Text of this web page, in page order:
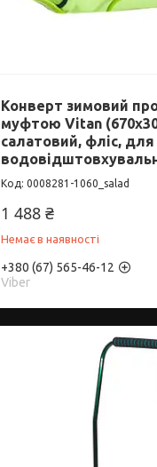
Конверт зимовий
муфтою Vitan
салатовий, фліс, для
0008281-1060_salad
1 488 ₴
Немає в наявності
+380 (67) 565-46-12
Viber